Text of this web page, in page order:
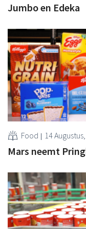
Jumbo en Edeka
Food 14
Mars neemt